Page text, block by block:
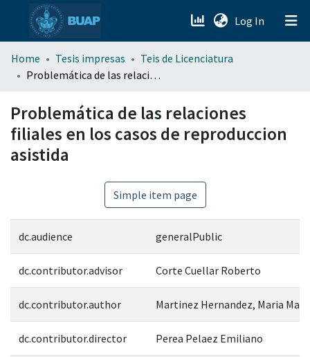
Log In (current)
menu.section.about_menu
Home Tesis impresas
Teis de Licenciatura
Problemática de las relaciones filiales en los casos de reproduccion asistida
Problemática de las relaciones
filiales en los casos de reproduccion
asistida
Simple item page
dc.audience generalPublic
dc.contributor.advisor Corte Cuellar Roberto
dc.contributor.author Martinez Hernandez, Maria
dc.contributor.director Perea Pelaez Emiliano